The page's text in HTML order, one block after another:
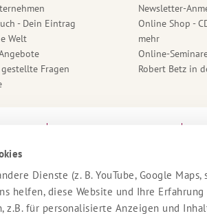
Dienste (z. B. YouTube, Google
helfen, diese Website und Ihre
z.B. für personalisierte Anzeigen und
- Dein Eintrag
Welt
Fragen
Newsletter-
Online Shop -
mehr
Online-
Robert Betz in